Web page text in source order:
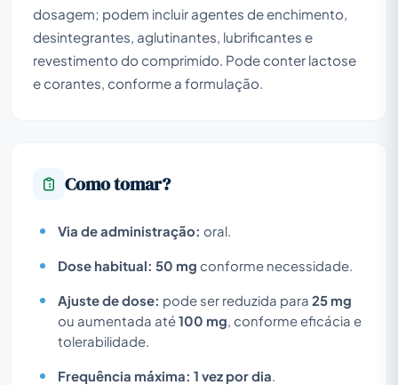
dosagem; podem incluir agentes de enchimento,
desintegrantes, aglutinantes, lubrificantes e
revestimento do comprimido. Pode conter lactose
e corantes, conforme a formulação.
Como tomar?
Via de administração: oral.
Dose habitual: 50 mg conforme necessidade.
Ajuste de dose: pode ser reduzida para 25 mg
ou aumentada até100 mg, conforme eficácia e
tolerabilidade.
Frequência máxima: 1 vez por dia.